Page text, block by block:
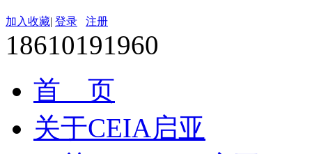
加入收藏| 登录 注册
18610191960
首 页
关于CEIA启亚